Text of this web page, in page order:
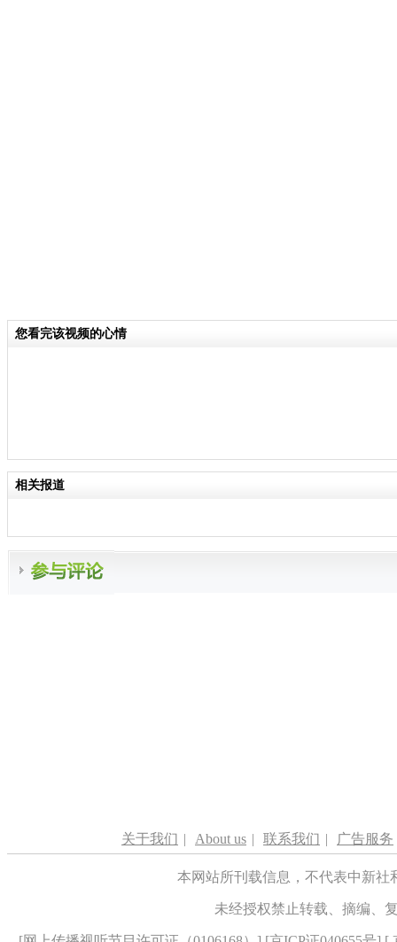
您看完该视频的心情
相关报道
关于我们 | About us | 联系我们 | 广告服务
本网站所刊载信息，不代表中新
未经授权禁止转载、摘编、